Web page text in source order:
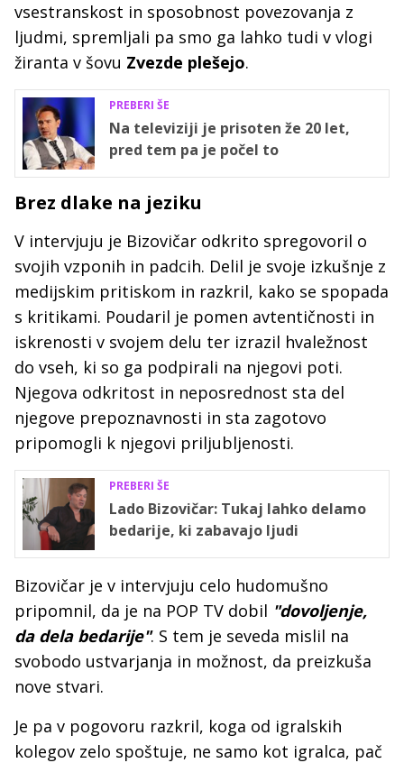
vsestranskost in sposobnost povezovanja z
ljudmi, spremljali pa smo ga lahko tudi v vlogi
žiranta v šovu Zvezde plešejo.
PREBERI ŠE
Na televiziji je prisoten že 20 let,
pred tem pa je počel to
Brez dlake na jeziku
V intervjuju je Bizovičar odkrito spregovoril o
svojih vzponih in padcih. Delil je svoje izkušnje z
medijskim pritiskom in razkril, kako se spopada
s kritikami. Poudaril je pomen avtentičnosti in
iskrenosti v svojem delu ter izrazil hvaležnost
do vseh, ki so ga podpirali na njegovi poti.
Njegova odkritost in neposrednost sta del
njegove prepoznavnosti in sta zagotovo
pripomogli k njegovi priljubljenosti.
PREBERI ŠE
Lado Bizovičar: Tukaj lahko delamo
bedarije, ki zabavajo ljudi
Bizovičar je v intervjuju celo hudomušno
pripomnil, da je na POP TV dobil "dovoljenje,
da dela bedarije". S tem je seveda mislil na
svobodo ustvarjanja in možnost, da preizkuša
nove stvari.
Je pa v pogovoru razkril, koga od igralskih
kolegov zelo spoštuje, ne samo kot igralca, pač